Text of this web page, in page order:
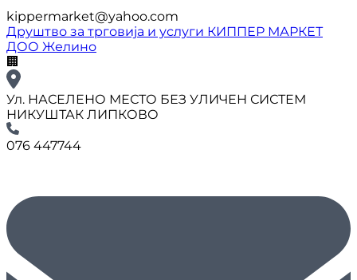
kippermarket@yahoo.com
Друштво за трговија и услуги КИППЕР МАРКЕТ
ДОО Желино
🏢
Ул. НАСЕЛЕНО МЕСТО БЕЗ УЛИЧЕН СИСТЕМ
НИКУШТАК ЛИПКОВО
076 447744